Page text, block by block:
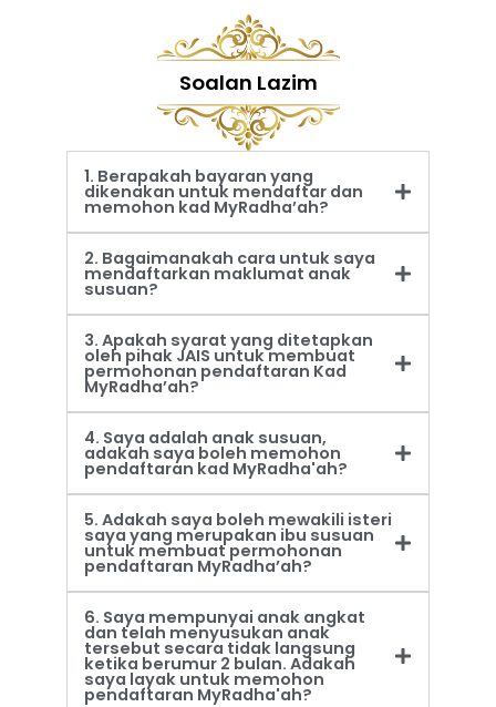
Soalan Lazim
1. Berapakah bayaran yang
dikenakan untuk mendaftar dan
memohon kad MyRadha’ah?
2. Bagaimanakah cara untuk saya
mendaftarkan maklumat anak
susuan?
3. Apakah syarat yang ditetapkan
oleh pihak JAIS untuk membuat
permohonan pendaftaran Kad
MyRadha’ah?
4. Saya adalah anak susuan,
adakah saya boleh memohon
pendaftaran kad MyRadha'ah?
5. Adakah saya boleh mewakili isteri
saya yang merupakan ibu susuan
untuk membuat permohonan
pendaftaran MyRadha’ah?
6. Saya mempunyai anak angkat
dan telah menyusukan anak
tersebut secara tidak langsung
ketika berumur 2 bulan. Adakah
saya layak untuk memohon
pendaftaran MyRadha'ah?